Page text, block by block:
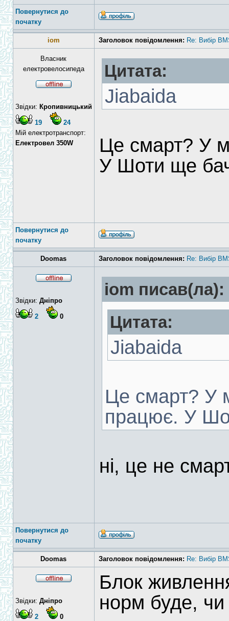
Повернутися до
початку
iom Заголовок повідомлення: Re: Вибір
Власник
електровелосипеда
Звідки: Кропивницький
19
24
Мій електротранспорт:
Електровел 350W
Цитата:
Jiabaida
Це смарт? У
У Шоти ще
Повернутися до
початку
Doomas Заголовок повідомлення: Re: Вибір
Звідки: Дніпро
2 0
iom писав(ла):
Цитата:
Jiabaida
Це смарт? У
працює. У
ні, це не
Повернутися до
початку
Doomas Заголовок повідомлення: Re: Вибір
Звідки: Дніпро
2 0
Блок
норм буде,